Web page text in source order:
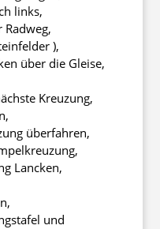
links,
),
über die Gleise,
Kreuzung,
überfahren,
Lancken,
und